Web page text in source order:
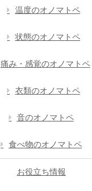
温度のオノマトペ
状態のオノマトペ
痛み・感覚のオノマトペ
衣類のオノマトペ
音のオノマトペ
食べ物のオノマトペ
お役立ち情報